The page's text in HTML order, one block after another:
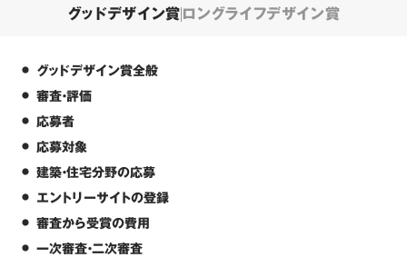
グッドデザイン賞 ロングライフデザイン賞
グッドデザイン賞全般
審査・評価
応募者
応募対象
建築・住宅分野の応募
エントリーサイトの登録
審査から受賞の費用
一次審査・二次審査